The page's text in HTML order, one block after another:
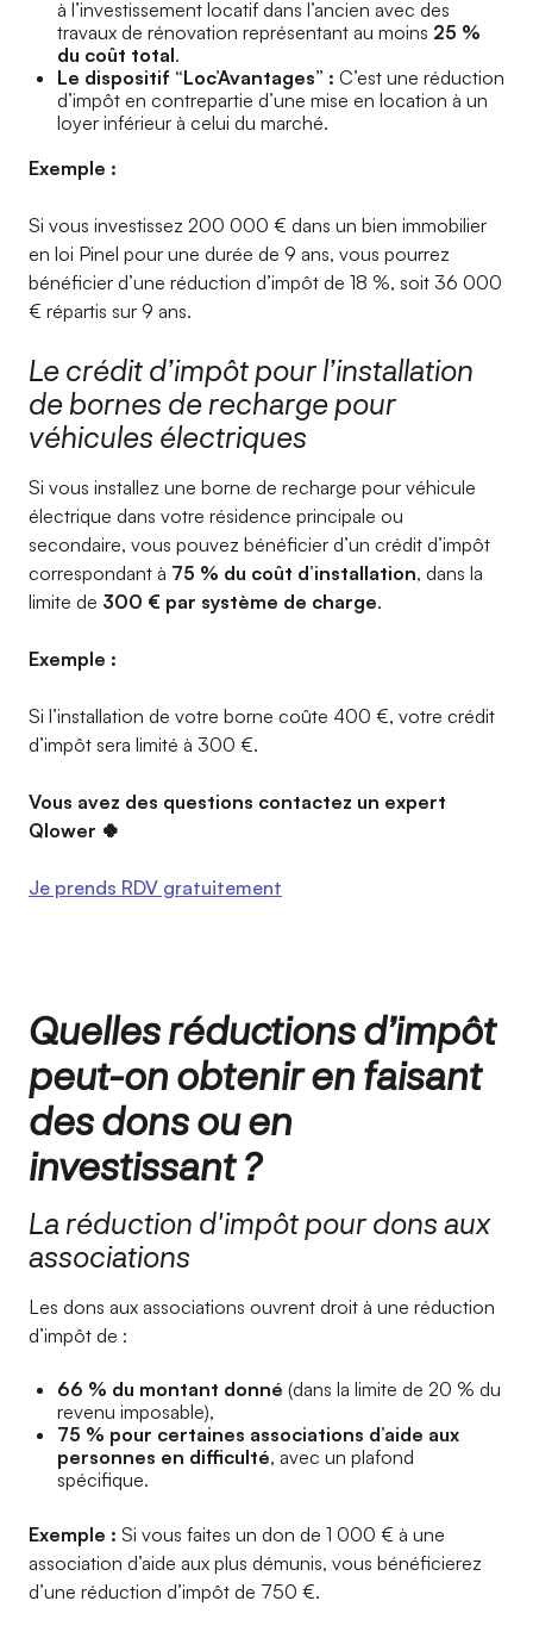
à l’investissement locatif dans l’ancien avec des
travaux de rénovation représentant au moins 25 %
du coût total.
Le dispositif “Loc’Avantages” : C’est une réduction
d’impôt en contrepartie d’une mise en location à un
loyer inférieur à celui du marché.
Exemple :
Si vous investissez 200 000 € dans un bien immobilier
en loi Pinel pour une durée de 9 ans, vous pourrez
bénéficier d’une réduction d’impôt de 18 %, soit 36 000
€ répartis sur 9 ans.
Le crédit d’impôt pour l’installation
de bornes de recharge pour
véhicules électriques
Si vous installez une borne de recharge pour véhicule
électrique dans votre résidence principale ou
secondaire, vous pouvez bénéficier d’un crédit d’impôt
correspondant à 75 % du coût d’installation, dans la
limite de 300 € par système de charge.
Exemple :
Si l’installation de votre borne coûte 400 €, votre crédit
d’impôt sera limité à 300 €.
Vous avez des questions contactez un expert
Qlower 🍀
Je prends RDV gratuitement
Quelles réductions d’impôt
peut-on obtenir en faisant
des dons ou en
investissant ?
La réduction d'impôt pour dons aux
associations
Les dons aux associations ouvrent droit à une réduction
d’impôt de :
66 % du montant donné (dans la limite de 20 % du
revenu imposable),
75 % pour certaines associations d’aide aux
personnes en difficulté, avec un plafond
spécifique.
Exemple : Si vous faites un don de 1 000 € à une
association d’aide aux plus démunis, vous bénéficierez
d’une réduction d’impôt de 750 €.